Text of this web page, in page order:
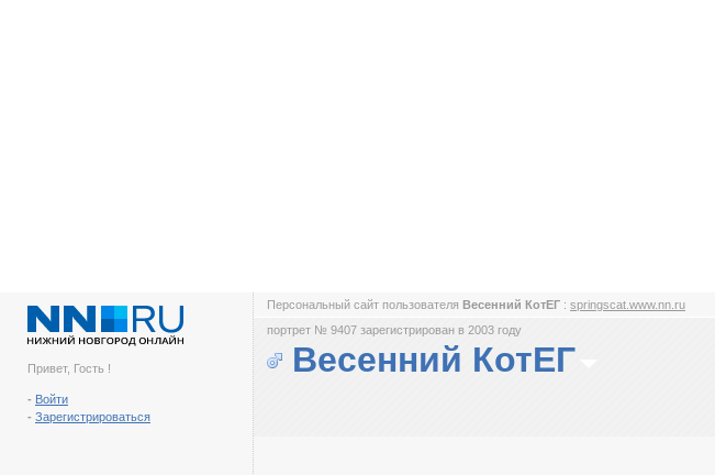
Привет, Гость !
- Войти
- Зарегистрироваться
Персональный сайт пользователя Весенний КотЕГ : springscat.www.nn.ru
портрет № 9407 зарегистрирован в 2003 году
Весенний КотЕГ